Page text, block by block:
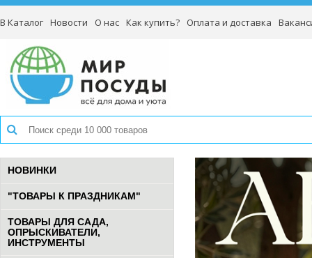
В Каталог Новости О нас Как купить? Оплата и доставка
НОВИНКИ
"ТОВАРЫ К ПРАЗДНИКАМ"
ТОВАРЫ ДЛЯ САДА,
ОПРЫСКИВАТЕЛИ,
ИНСТРУМЕНТЫ